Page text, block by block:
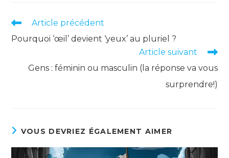
Read
articles
Article précédent
Pourquoi ‘œil’ devient ‘yeux’ au pluriel ?
Article suivant
Gens : féminin ou masculin (la réponse va vous
surprendre!)
VOUS DEVRIEZ ÉGALEMENT AIMER